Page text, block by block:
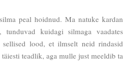
peal hoidnud. Ma natuke kardan
tunduvad kuidagi silmaga vaadates
lood, et ilmselt neid rindasid
teadlik, aga mulle just meeldib ta